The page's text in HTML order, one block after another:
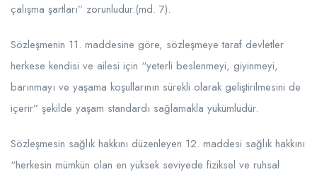
çalışma şartları” zorunludur.(md. 7).
Sözleşmenin 11. maddesine göre, sözleşmeye taraf devletler
herkese kendisi ve ailesi için “yeterli beslenmeyi, giyinmeyi,
barınmayı ve yaşama koşullarının sürekli olarak geliştirilmesini de
içerir” şekilde yaşam standardı sağlamakla yükümlüdür.
Sözleşmesin sağlık hakkını düzenleyen 12. maddesi sağlık hakkını
“herkesin mümkün olan en yüksek seviyede fiziksel ve ruhsal